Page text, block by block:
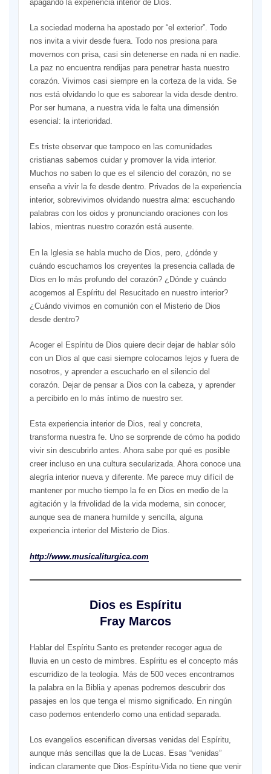
apagando la experiencia interior de Dios.
La sociedad moderna ha apostado por “el exterior”. Todo
nos invita a vivir desde fuera. Todo nos presiona para
movernos con prisa, casi sin detenerse en nada ni en nadie.
La paz no encuentra rendijas para penetrar hasta nuestro
corazón. Vivimos casi siempre en la corteza de la vida. Se
nos está olvidando lo que es saborear la vida desde dentro.
Por ser humana, a nuestra vida le falta una dimensión
esencial: la interioridad.
Es triste observar que tampoco en las comunidades
cristianas sabemos cuidar y promover la vida interior.
Muchos no saben lo que es el silencio del corazón, no se
enseña a vivir la fe desde dentro. Privados de la experiencia
interior, sobrevivimos olvidando nuestra alma: escuchando
palabras con los oidos y pronunciando oraciones con los
labios, mientras nuestro corazón está ausente.
En la Iglesia se habla mucho de Dios, pero, ¿dónde y
cuándo escuchamos los creyentes la presencia callada de
Dios en lo más profundo del corazón? ¿Dónde y cuándo
acogemos al Espíritu del Resucitado en nuestro interior?
¿Cuándo vivimos en comunión con el Misterio de Dios
desde dentro?
Acoger el Espíritu de Dios quiere decir dejar de hablar sólo
con un Dios al que casi siempre colocamos lejos y fuera de
nosotros, y aprender a escucharlo en el silencio del
corazón. Dejar de pensar a Dios con la cabeza, y aprender
a percibirlo en lo más íntimo de nuestro ser.
Esta experiencia interior de Dios, real y concreta,
transforma nuestra fe. Uno se sorprende de cómo ha podido
vivir sin descubrirlo antes. Ahora sabe por qué es posible
creer incluso en una cultura secularizada. Ahora conoce una
alegría interior nueva y diferente. Me parece muy difícil de
mantener por mucho tiempo la fe en Dios en medio de la
agitación y la frivolidad de la vida moderna, sin conocer,
aunque sea de manera humilde y sencilla, alguna
experiencia interior del Misterio de Dios.
http://www.musicaliturgica.com
Dios es Espíritu
Fray Marcos
Hablar del Espíritu Santo es pretender recoger agua de
lluvia en un cesto de mimbres. Espíritu es el concepto más
escurridizo de la teología. Más de 500 veces encontramos
la palabra en la Biblia y apenas podremos descubrir dos
pasajes en los que tenga el mismo significado. En ningún
caso podemos entenderlo como una entidad separada.
Los evangelios escenifican diversas venidas del Espíritu,
aunque más sencillas que la de Lucas. Esas “venidas”
indican claramente que Dios-Espíritu-Vida no tiene que venir